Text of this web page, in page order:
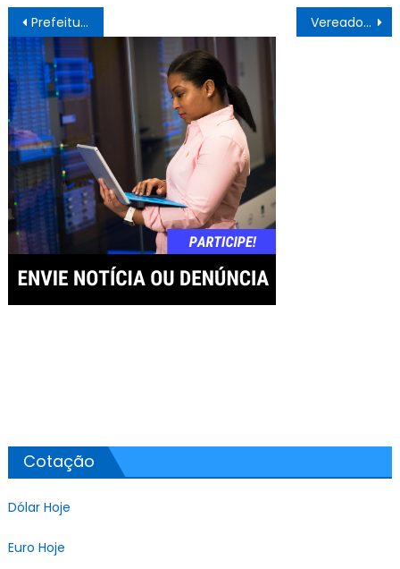
Navegação
de
Post
Prefeitura de Juazeiro emite nota com relatório comprovando pagamento de quase 1,5 milhão ao Hospital Promatre em dois meses Vereadores de Juazeiro visitam Hospital de Campanha e constatam que adequações ficarão prontas nesta sexta (26)
Cotação
Dólar Hoje
Euro Hoje